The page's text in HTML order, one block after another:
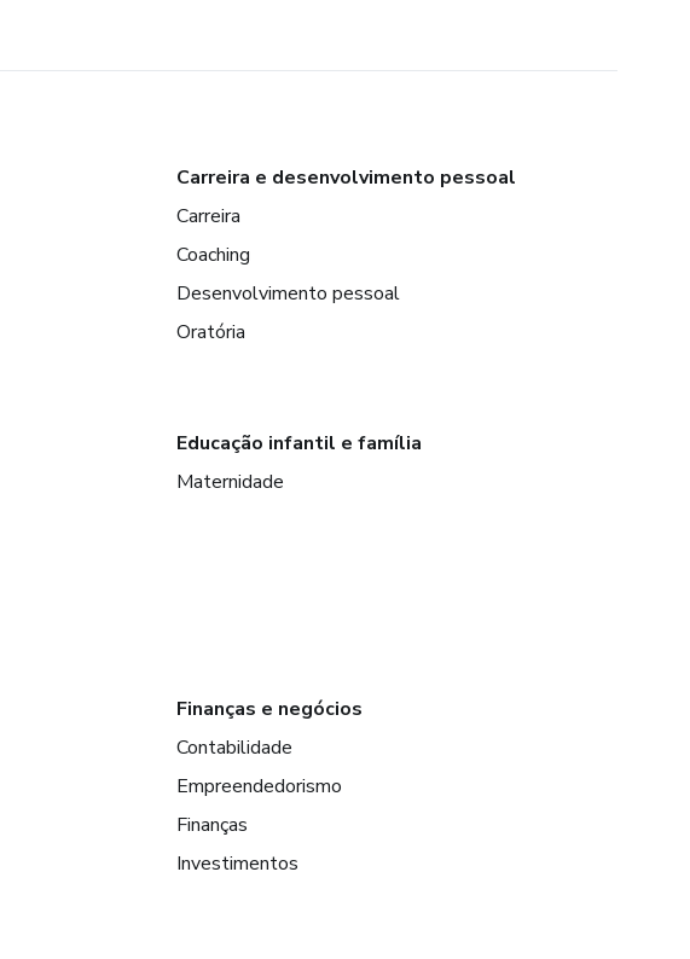
Carreira e desenvolvimento pessoal
Carreira
Coaching
Desenvolvimento pessoal
Oratória
Educação infantil e família
Maternidade
Finanças e negócios
Contabilidade
Empreendedorismo
Finanças
Investimentos